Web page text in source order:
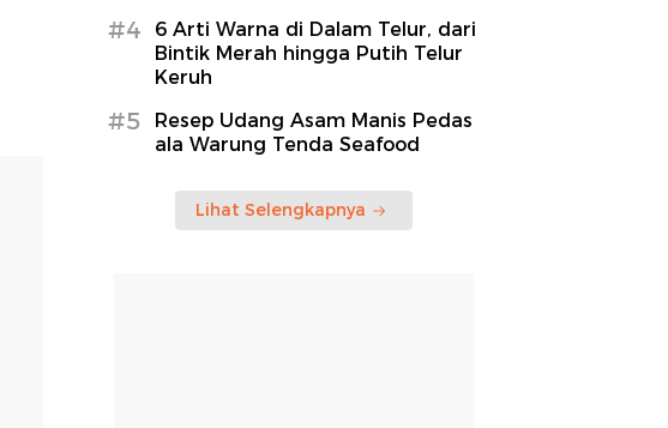
#4
6 Arti Warna di Dalam Telur, dari
Bintik Merah hingga Putih Telur
Keruh
#5
Resep Udang Asam Manis Pedas
ala Warung Tenda Seafood
Lihat Selengkapnya